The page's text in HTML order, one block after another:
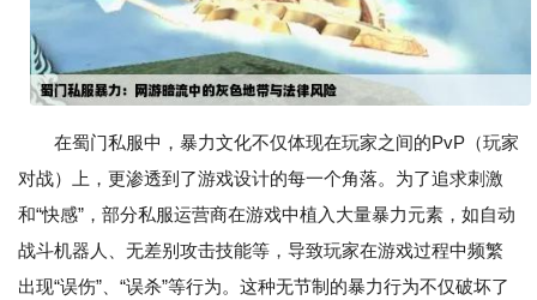
在蜀门私服中，暴力文化不仅体现在玩家之间的PvP（玩家
对战）上，更渗透到了游戏设计的每一个角落。为了追求刺激
和“快感”，部分私服运营商在游戏中植入大量暴力元素，如自动
战斗机器人、无差别攻击技能等，导致玩家在游戏过程中频繁
出现“误伤”、“误杀”等行为。这种无节制的暴力行为不仅破坏了